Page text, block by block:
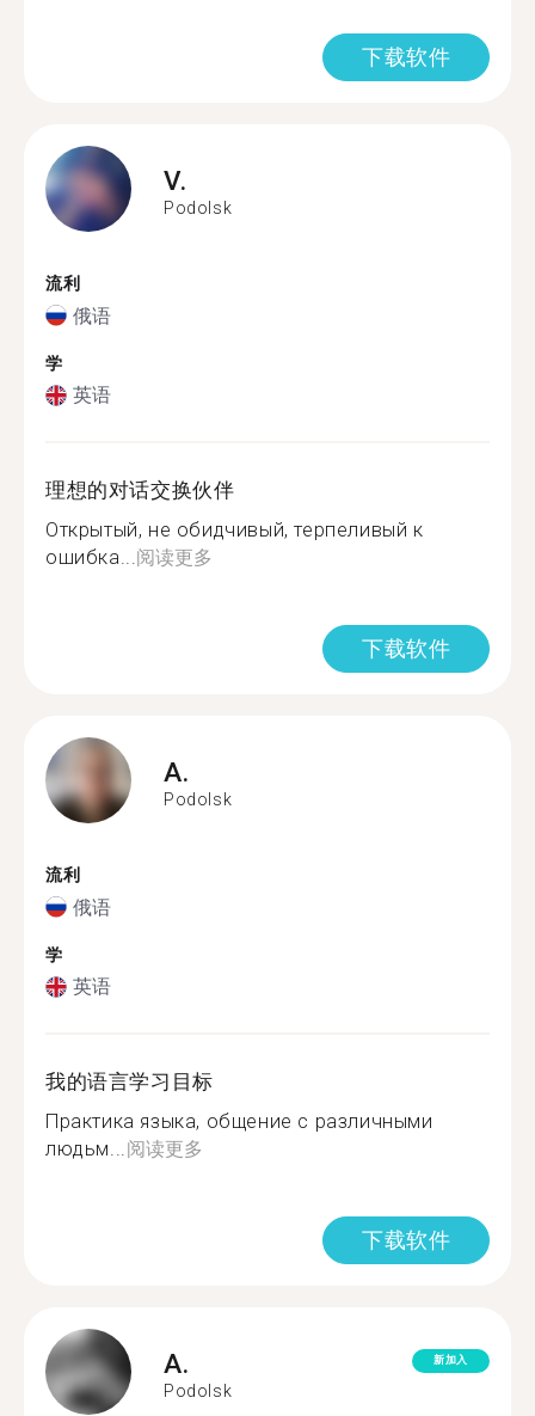
下载软件
V.
Podolsk
流利
俄语
学
英语
理想的对话交换伙伴
Открытый, не обидчивый, терпеливый к
ошибка...阅读更多
下载软件
A.
Podolsk
流利
俄语
学
英语
我的语言学习目标
Практика языка, общение с различными
людьм...阅读更多
下载软件
A.
Podolsk
新加入